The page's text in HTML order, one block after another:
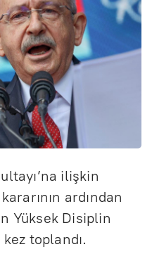
ilişkin
ardından
Yüksek Disiplin
toplandı.